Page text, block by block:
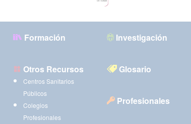
Formación Investigación
Otros Recursos
Centros Sanitarios
Públicos
Colegios
Profesionales
Glosario
Profesionales